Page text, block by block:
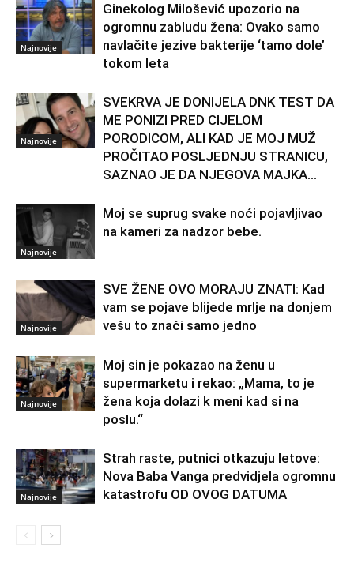
Najnovije
Ginekolog Milošević upozorio na
ogromnu zabludu žena: Ovako samo
navlačite jezive bakterije ‘tamo dole’
tokom leta
Najnovije
SVEKRVA JE DONIJELA DNK TEST DA
ME PONIZI PRED CIJELOM
PORODICOM, ALI KAD JE MOJ MUŽ
PROČITAO POSLJEDNJU STRANICU,
SAZNAO JE DA NJEGOVA MAJKA...
Najnovije
Moj se suprug svake noći pojavljivao
na kameri za nadzor bebe.
Najnovije
SVE ŽENE OVO MORAJU ZNATI: Kad
vam se pojave blijede mrlje na donjem
vešu to znači samo jedno
Najnovije
Moj sin je pokazao na ženu u
supermarketu i rekao: „Mama, to je
žena koja dolazi k meni kad si na
poslu.“
Najnovije
Strah raste, putnici otkazuju letove:
Nova Baba Vanga predvidjela ogromnu
katastrofu OD OVOG DATUMA